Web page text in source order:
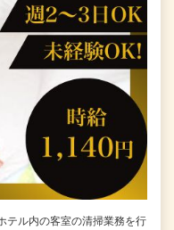
テル内の客室の清掃業務を行